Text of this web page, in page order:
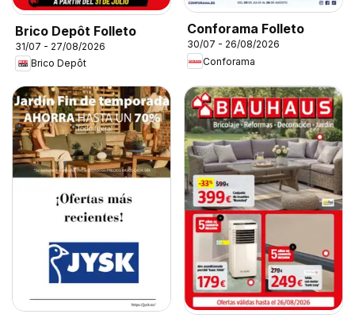
Brico Depôt Folleto
31/07 - 27/08/2026
Brico Depôt
Conforama Folleto
30/07 - 26/08/2026
Conforama